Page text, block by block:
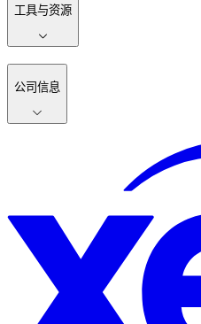
工具与资源
公司信息